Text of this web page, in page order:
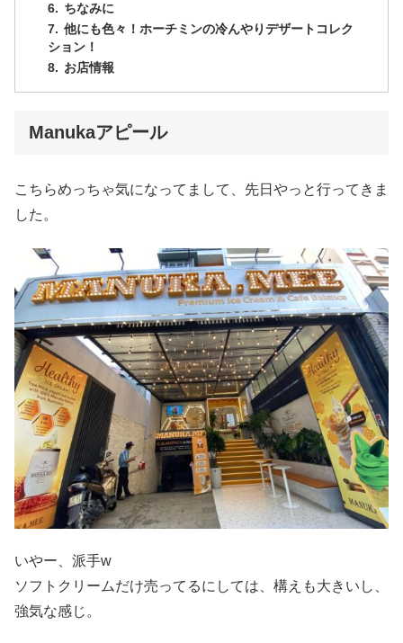
ちなみに
他にも色々！ホーチミンの冷んやりデザートコレク
ション！
お店情報
Manukaアピール
こちらめっちゃ気になってまして、先日やっと行ってきま
した。
いやー、派手w
ソフトクリームだけ売ってるにしては、構えも大きいし、
強気な感じ。